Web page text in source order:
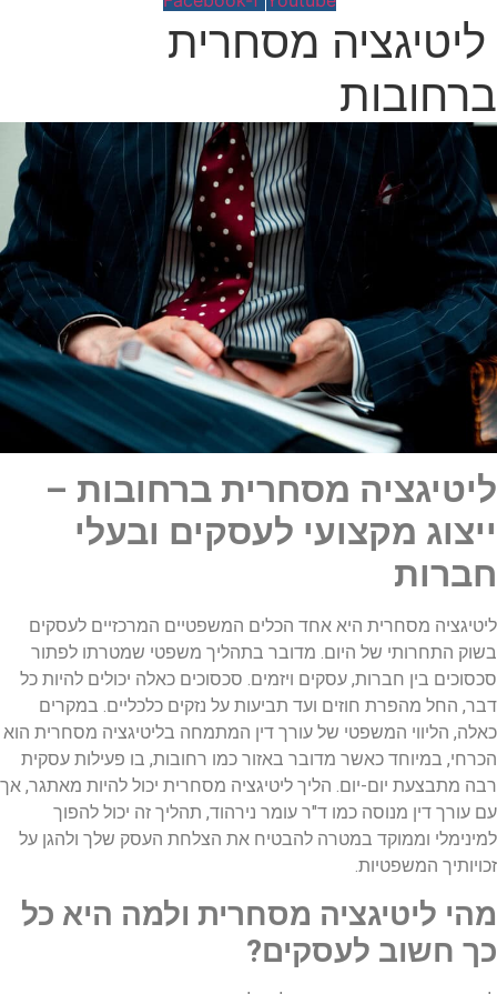
ליטיגציה מסחרית
ברחובות
ליטיגציה מסחרית ברחובות –
ייצוג מקצועי לעסקים ובעלי
חברות
ליטיגציה מסחרית היא אחד הכלים המשפטיים המרכזיים לעסקים
בשוק התחרותי של היום. מדובר בתהליך משפטי שמטרתו לפתור
סכסוכים בין חברות, עסקים ויזמים. סכסוכים כאלה יכולים להיות כל
דבר, החל מהפרת חוזים ועד תביעות על נזקים כלכליים. במקרים
כאלה, הליווי המשפטי של עורך דין המתמחה בליטיגציה מסחרית הוא
הכרחי, במיוחד כאשר מדובר באזור כמו רחובות, בו פעילות עסקית
רבה מתבצעת יום-יום. הליך ליטיגציה מסחרית יכול להיות מאתגר, אך
עם עורך דין מנוסה כמו ד"ר עומר נירהוד, תהליך זה יכול להפוך
למינימלי וממוקד במטרה להבטיח את הצלחת העסק שלך ולהגן על
זכויותיך המשפטיות.
מהי ליטיגציה מסחרית ולמה היא כל
כך חשוב לעסקים?